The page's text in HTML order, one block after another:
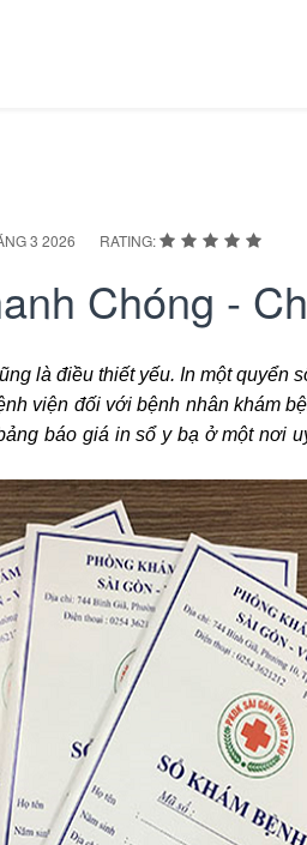
3 2026 RATING:
Chóng -
là điều thiết yếu. In một quyển
viện đối với bệnh nhân khám
báo giá in sổ y bạ ở một nơi